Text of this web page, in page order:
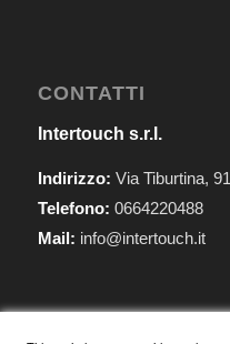
CONTATTI
Intertouch s.r.l.
Indirizzo: Via Tiburtina,
Telefono: 0664220488
Mail: info@intertouch.it